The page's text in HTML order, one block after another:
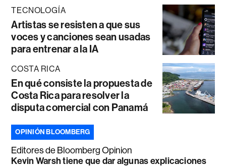
TECNOLOGÍA
Artistas se resisten a que sus
voces y canciones sean usadas
para entrenar a la IA
COSTA RICA
En qué consiste la propuesta de
Costa Rica para resolver la
disputa comercial con Panamá
OPINIÓN BLOOMBERG
Editores de Bloomberg Opinion
Kevin Warsh tiene que dar algunas explicaciones